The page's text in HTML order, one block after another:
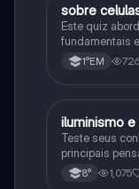
Biologia
sobre
Este quiz
fundamentais
procariontes.
1°EM 726
História
iluminismo
Teste seus
principais
impacto
8° 1,075